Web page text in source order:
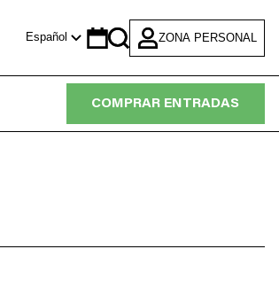
Español
Calendario
Search
ZONA PERSONAL
COMPRAR ENTRADAS